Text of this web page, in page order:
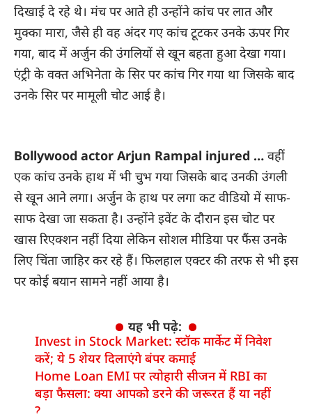
दिखाई दे रहे थे। मंच पर आते ही उन्होंने कांच पर लात और
मुक्का मारा, जैसे ही वह अंदर गए कांच टूटकर उनके ऊपर गिर
गया, बाद में अर्जुन की उंगलियों से खून बहता हुआ देखा गया।
एंट्री के वक्त अभिनेता के सिर पर कांच गिर गया था जिसके बाद
उनके सिर पर मामूली चोट आई है।
Bollywood actor Arjun Rampal injured … वहीं
एक कांच उनके हाथ में भी चुभ गया जिसके बाद उनकी उंगली
से खून आने लगा। अर्जुन के हाथ पर लगा कट वीडियो में साफ-
साफ देखा जा सकता है। उन्होंने इवेंट के दौरान इस चोट पर
खास रिएक्शन नहीं दिया लेकिन सोशल मीडिया पर फैंस उनके
लिए चिंता जाहिर कर रहे हैं। फिलहाल एक्टर की तरफ से भी इस
पर कोई बयान सामने नहीं आया है।
यह भी पढ़े:
Invest in Stock Market: स्टॉक मार्केट में निवेश
करें; ये 5 शेयर दिलाएंगे बंपर कमाई
Home Loan EMI पर त्योहारी सीजन में RBI का
बड़ा फैसला: क्या आपको डरने की जरूरत हैं या नहीं
?